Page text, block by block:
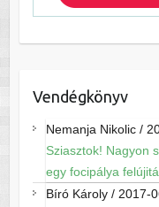
Vendégkönyv
Nemanja Nikolic/
Sziasztok! Nagyon
egy focipálya
Bíró Károly/ 2017-